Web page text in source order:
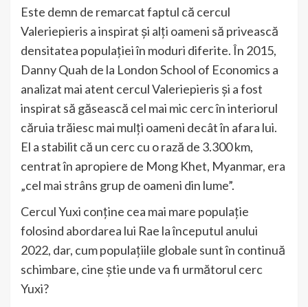
Este demn de remarcat faptul că cercul
Valeriepieris a inspirat și alți oameni să privească
densitatea populației în moduri diferite. În 2015,
Danny Quah de la London School of Economics a
analizat mai atent cercul Valeriepieris și a fost
inspirat să găsească cel mai mic cerc în interiorul
căruia trăiesc mai mulți oameni decât în afara lui.
El a stabilit că un cerc cu o rază de 3.300 km,
centrat în apropiere de Mong Khet, Myanmar, era
„cel mai strâns grup de oameni din lume”.
Cercul Yuxi conține cea mai mare populație
folosind abordarea lui Rae la începutul anului
2022, dar, cum populațiile globale sunt în continuă
schimbare, cine știe unde va fi următorul cerc
Yuxi?